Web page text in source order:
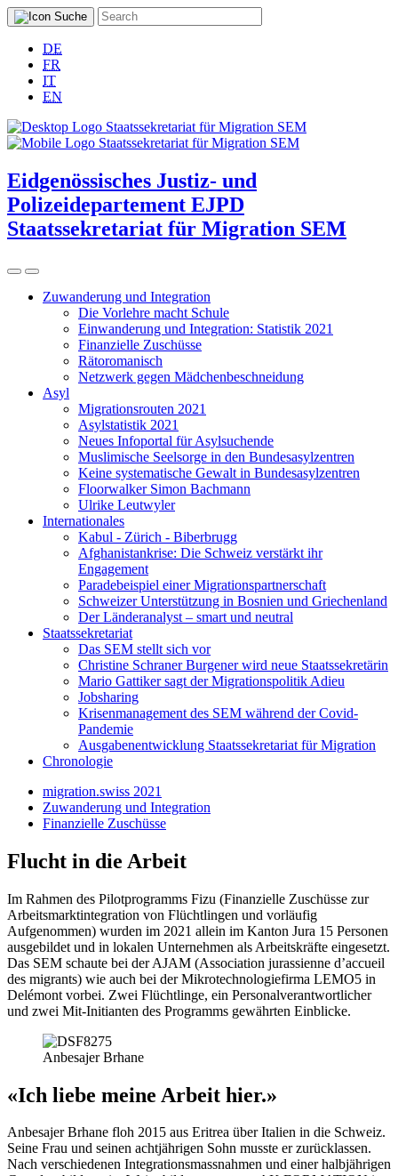
DE
FR
IT
EN
Eidgenössisches Justiz- und
Polizeidepartement EJPD
Staatssekretariat für Migration SEM
Zuwanderung und Integration
Die Vorlehre macht Schule
Einwanderung und Integration: Statistik 2021
Finanzielle Zuschüsse
Rätoromanisch
Netzwerk gegen Mädchenbeschneidung
Asyl
Migrationsrouten 2021
Asylstatistik 2021
Neues Infoportal für Asylsuchende
Muslimische Seelsorge in den Bundesasylzentren
Keine systematische Gewalt in Bundesasylzentren
Floorwalker Simon Bachmann
Ulrike Leutwyler
Internationales
Kabul - Zürich - Biberbrugg
Afghanistankrise: Die Schweiz verstärkt ihr
Engagement
Paradebeispiel einer Migrationspartnerschaft
Schweizer Unterstützung in Bosnien und Griechenland
Der Länderanalyst – smart und neutral
Staatssekretariat
Das SEM stellt sich vor
Christine Schraner Burgener wird neue Staatssekretärin
Mario Gattiker sagt der Migrationspolitik Adieu
Jobsharing
Krisenmanagement des SEM während der Covid-
Pandemie
Ausgabenentwicklung Staatssekretariat für Migration
Chronologie
migration.swiss 2021
Zuwanderung und Integration
Finanzielle Zuschüsse
Flucht in die Arbeit
Im Rahmen des Pilotprogramms Fizu (Finanzielle Zuschüsse zur
Arbeitsmarktintegration von Flüchtlingen und vorläufig
Aufgenommen) wurden im 2021 allein im Kanton Jura 15 Personen
ausgebildet und in lokalen Unternehmen als Arbeitskräfte eingesetzt.
Das SEM schaute bei der AJAM (Association jurassienne d’accueil
des migrants) wie auch bei der Mikrotechnologiefirma LEMO5 in
Delémont vorbei. Zwei Flüchtlinge, ein Personalverantwortlicher
und zwei Mit-Initianten des Programms gewährten Einblicke.
Anbesajer Brhane
«Ich liebe meine Arbeit hier.»
Anbesajer Brhane floh 2015 aus Eritrea über Italien in die Schweiz.
Seine Frau und seinen achtjährigen Sohn musste er zurücklassen.
Nach verschiedenen Integrationsmassnahmen und einer halbjährigen